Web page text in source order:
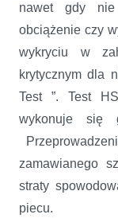
nawet gdy
obciążenie czy
wykryciu w
krytycznym dla
Test ”. Test
wykonuje się
zamawianego
straty
piecu.